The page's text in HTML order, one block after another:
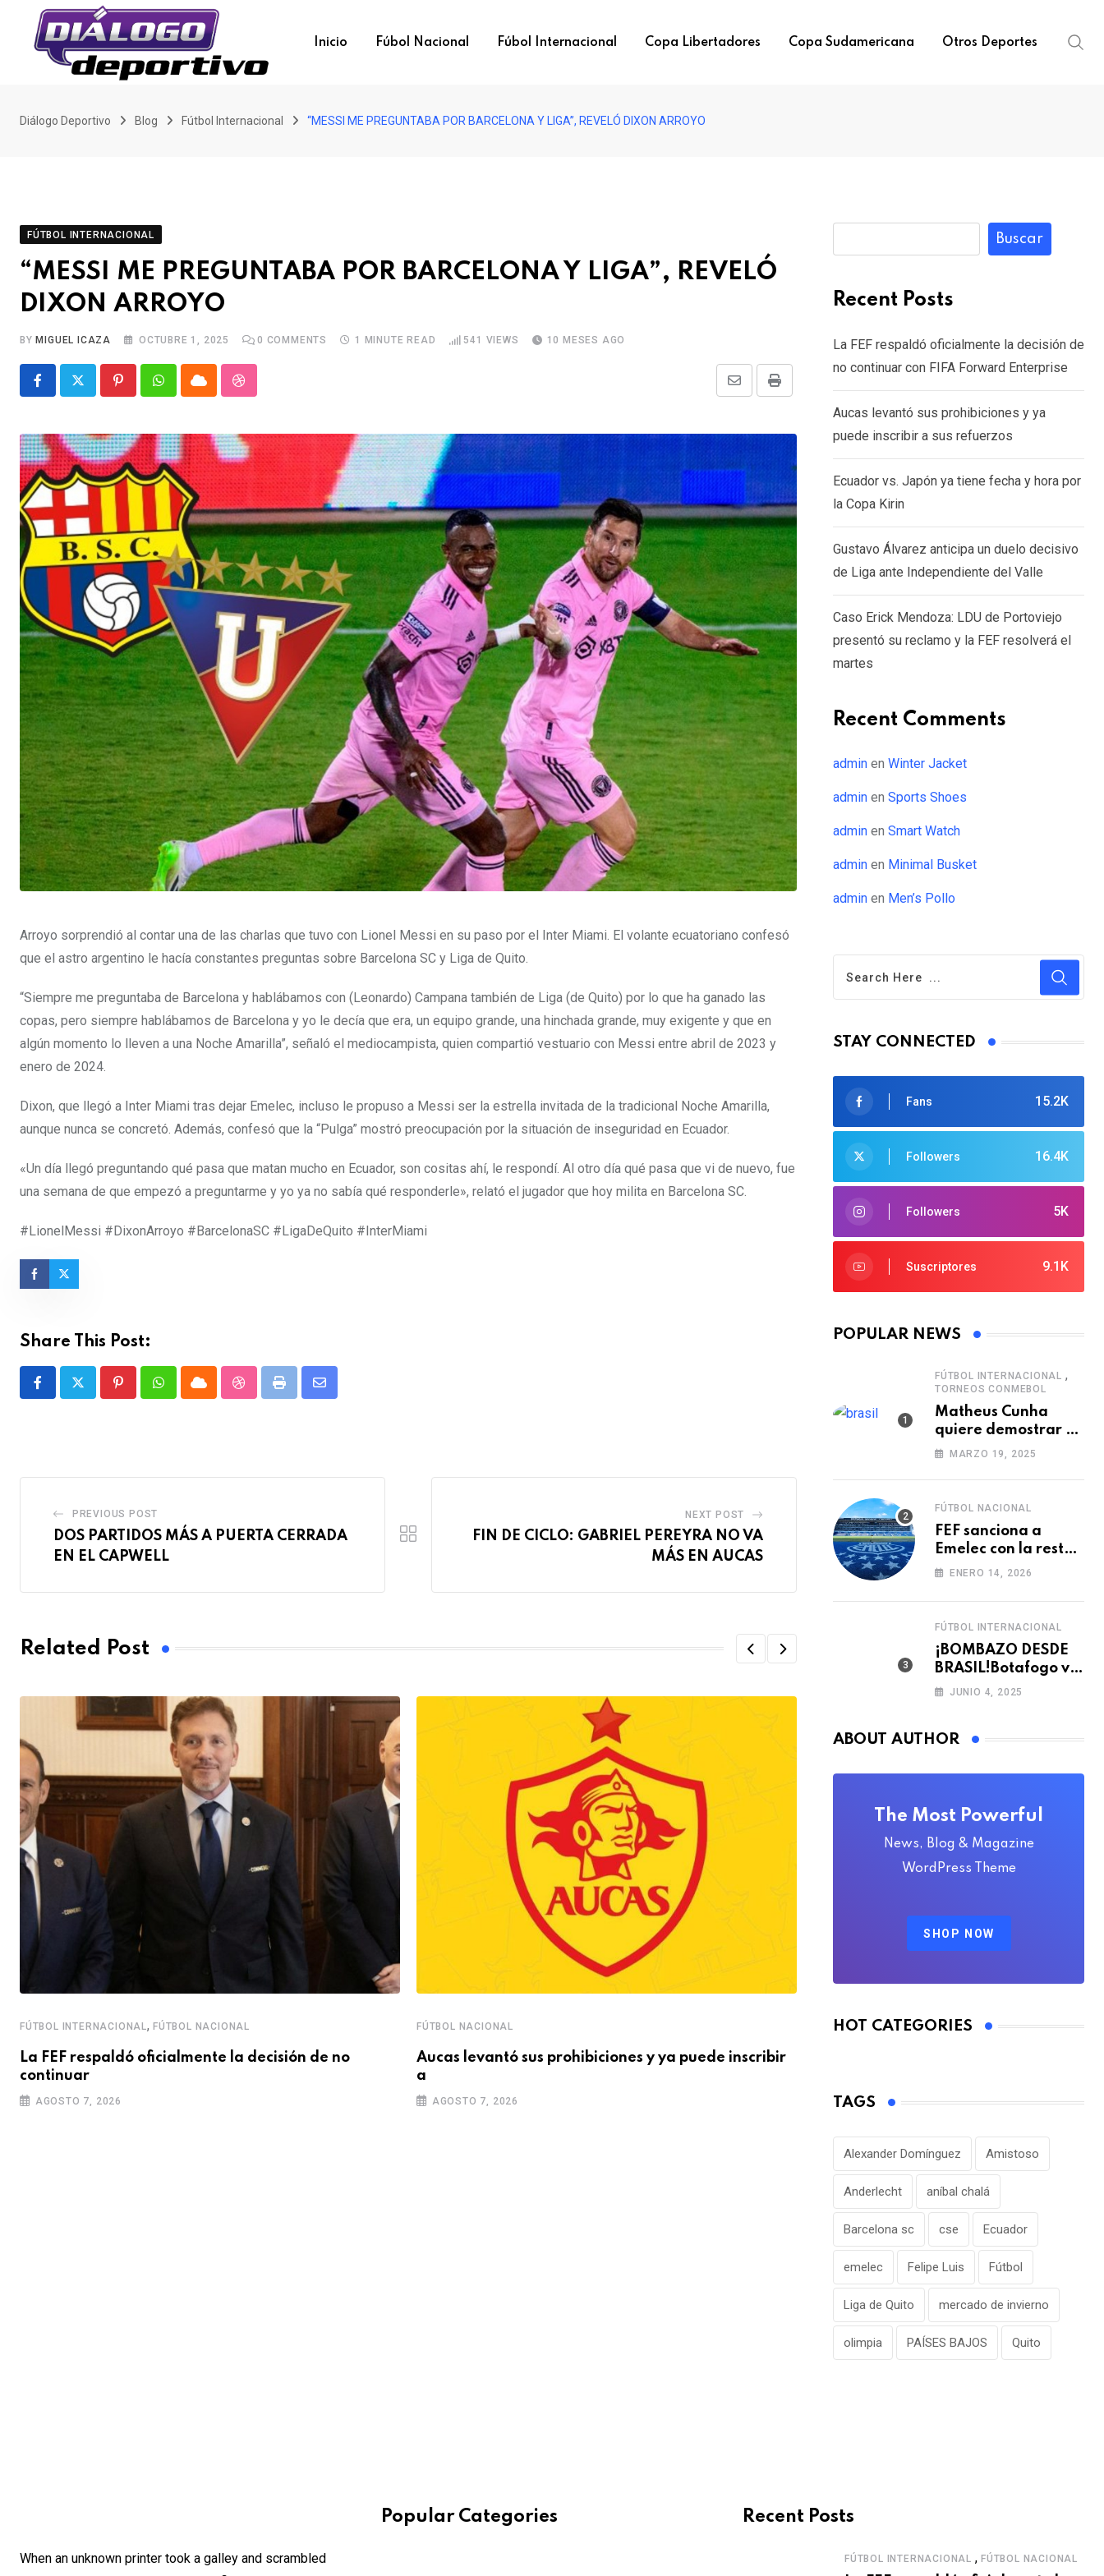
content
Inicio Fúbol Nacional Fúbol Internacional Copa Libertadores Copa Sudamericana Otros Deportes
Diálogo Deportivo Blog Fútbol Internacional “MESSI ME PREGUNTABA POR BARCELONA Y LIGA”, REVELÓ DIXON ARROYO
FÚTBOL INTERNACIONAL
“MESSI ME PREGUNTABA POR BARCELONA Y LIGA”, REVELÓ
DIXON ARROYO
BY MIGUEL ICAZA OCTUBRE 1, 2025 0 COMMENTS 1 MINUTE READ 541 VIEWS 10 MESES AGO
PinterestWhatsappCloud StumbleUpon Print
Share
Email
Arroyo sorprendió al contar una de las charlas que tuvo con Lionel Messi en su paso por el Inter Miami. El volante ecuatoriano confesó
que el astro argentino le hacía constantes preguntas sobre Barcelona SC y Liga de Quito.
“Siempre me preguntaba de Barcelona y hablábamos con (Leonardo) Campana también de Liga (de Quito) por lo que ha ganado las
copas, pero siempre hablábamos de Barcelona y yo le decía que era, un equipo grande, una hinchada grande, muy exigente y que en
algún momento lo lleven a una Noche Amarilla”, señaló el mediocampista, quien compartió vestuario con Messi entre abril de 2023 y
enero de 2024.
Dixon, que llegó a Inter Miami tras dejar Emelec, incluso le propuso a Messi ser la estrella invitada de la tradicional Noche Amarilla,
aunque nunca se concretó. Además, confesó que la “Pulga” mostró preocupación por la situación de inseguridad en Ecuador.
«Un día llegó preguntando qué pasa que matan mucho en Ecuador, son cositas ahí, le respondí. Al otro día qué pasa que vi de nuevo, fue
una semana de que empezó a preguntarme y yo ya no sabía qué responderle», relató el jugador que hoy milita en Barcelona SC.
#LionelMessi #DixonArroyo #BarcelonaSC #LigaDeQuito #InterMiami
Share This Post:
PinterestWhatsappCloud StumbleUpon
Print
Share
PREVIOUS POST
DOS PARTIDOS MÁS A PUERTA CERRADA
EN EL CAPWELL
NEXT POST
FIN DE CICLO: GABRIEL PEREYRA NO VA
MÁS EN AUCAS
Related Post
FÚTBOL INTERNACIONAL, FÚTBOL NACIONAL
La FEF respaldó oficialmente la decisión de no
continuar
AGOSTO 7, 2026
FÚTBOL NACIONAL
Aucas levantó sus prohibiciones y ya puede inscribir
a
AGOSTO 7, 2026
AGOSTO 7, 2026
Buscar
Recent Posts
La FEF respaldó oficialmente la decisión de
no continuar con FIFA Forward Enterprise
Aucas levantó sus prohibiciones y ya
puede inscribir a sus refuerzos
Ecuador vs. Japón ya tiene fecha y hora por
la Copa Kirin
Gustavo Álvarez anticipa un duelo decisivo
de Liga ante Independiente del Valle
Caso Erick Mendoza: LDU de Portoviejo
presentó su reclamo y la FEF resolverá el
martes
Recent Comments
admin en Winter Jacket
admin en Sports Shoes
admin en Smart Watch
admin en Minimal Busket
admin en Men’s Pollo
STAY CONNECTED
15.2K
Fans
16.4K
Followers
5K
Followers
9.1K
Suscriptores
POPULAR NEWS
FÚTBOL INTERNACIONAL ,
TORNEOS CONMEBOL
Matheus Cunha
quiere demostrar el
verdadero nivel de
MARZO 19, 2025
FÚTBOL NACIONAL
FEF sanciona a
Emelec con la resta
de tres puntos para
ENERO 14, 2026
FÚTBOL INTERNACIONAL
¡BOMBAZO DESDE
BRASIL!Botafogo va
con TODO por el
JUNIO 4, 2025
ABOUT AUTHOR
The Most Powerful
News, Blog & Magazine
WordPress Theme
SHOP NOW
HOT CATEGORIES
TAGS
Alexander Domínguez Amistoso
Anderlecht aníbal chalá
Barcelona sc cse Ecuador
emelec Felipe Luis Fútbol
Liga de Quito mercado de invierno
olimpia PAÍSES BAJOS Quito
When an unknown printer took a galley and scrambled
Popular Categories Recent Posts
FÚTBOL INTERNACIONAL , FÚTBOL NACIONAL